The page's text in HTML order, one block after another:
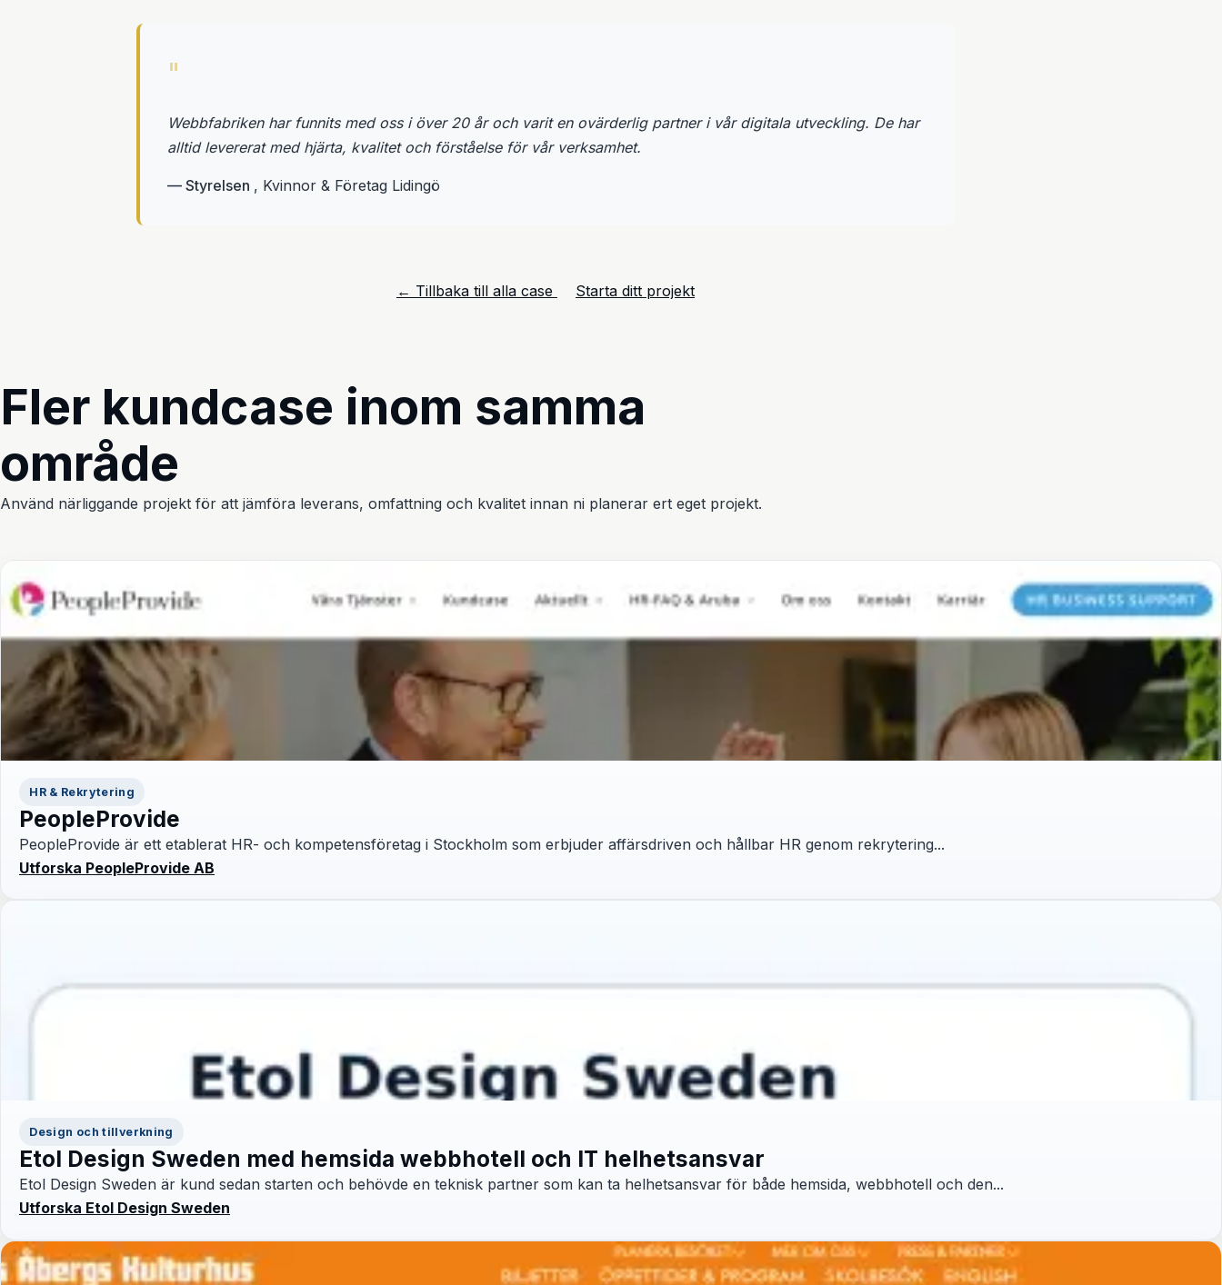
"
Webbfabriken har funnits med oss i över 20 år och varit en ovärderlig partner i vår digitala utveckling. De har
alltid levererat med hjärta, kvalitet och förståelse för vår verksamhet.
— Styrelsen , Kvinnor & Företag Lidingö
← Tillbaka till alla case Starta ditt projekt
Fler kundcase inom samma
område
Använd närliggande projekt för att jämföra leverans, omfattning och kvalitet innan ni planerar ert eget projekt.
HR & Rekrytering
PeopleProvide
PeopleProvide är ett etablerat HR- och kompetensföretag i Stockholm som erbjuder affärsdriven och hållbar HR genom rekrytering...
Utforska PeopleProvide AB
Design och tillverkning
Etol Design Sweden med hemsida webbhotell och IT helhetsansvar
Etol Design Sweden är kund sedan starten och behövde en teknisk partner som kan ta helhetsansvar för både hemsida, webbhotell och den...
Utforska Etol Design Sweden